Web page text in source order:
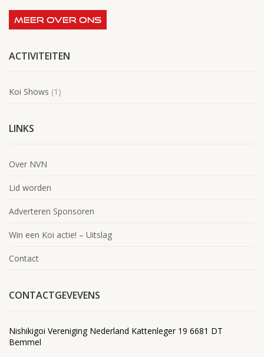
MEER OVER ONS
ACTIVITEITEN
Koi Shows (1)
LINKS
Over NVN
Lid worden
Adverteren Sponsoren
Win een Koi actie! – Uitslag
Contact
CONTACTGEVEVENS
Nishikigoi Vereniging Nederland Kattenleger 19 6681 DT
Bemmel